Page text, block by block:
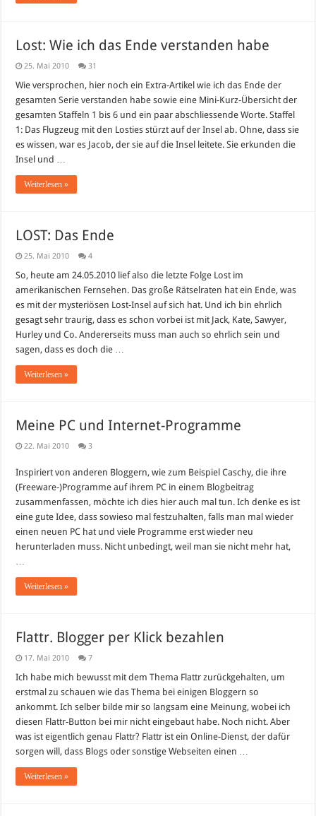
Lost: Wie ich das Ende verstanden habe
25. Mai 2010 31
Wie versprochen, hier noch ein Extra-Artikel wie ich das Ende der
gesamten Serie verstanden habe sowie eine Mini-Kurz-Übersicht der
gesamten Staffeln 1 bis 6 und ein paar abschliessende Worte. Staffel
1: Das Flugzeug mit den Losties stürzt auf der Insel ab. Ohne, dass sie
es wissen, war es Jacob, der sie auf die Insel leitete. Sie erkunden die
Insel und …
Weiterlesen »
LOST: Das Ende
25. Mai 2010 4
So, heute am 24.05.2010 lief also die letzte Folge Lost im
amerikanischen Fernsehen. Das große Rätselraten hat ein Ende, was
es mit der mysteriösen Lost-Insel auf sich hat. Und ich bin ehrlich
gesagt sehr traurig, dass es schon vorbei ist mit Jack, Kate, Sawyer,
Hurley und Co. Andererseits muss man auch so ehrlich sein und
sagen, dass es doch die …
Weiterlesen »
Meine PC und Internet-Programme
22. Mai 2010 3
Inspiriert von anderen Bloggern, wie zum Beispiel Caschy, die ihre
(Freeware-)Programme auf ihrem PC in einem Blogbeitrag
zusammenfassen, möchte ich dies hier auch mal tun. Ich denke es ist
eine gute Idee, dass sowieso mal festzuhalten, falls man mal wieder
einen neuen PC hat und viele Programme erst wieder neu
herunterladen muss. Nicht unbedingt, weil man sie nicht mehr hat,
Weiterlesen »
Flattr. Blogger per Klick bezahlen
17. Mai 2010 7
Ich habe mich bewusst mit dem Thema Flattr zurückgehalten, um
erstmal zu schauen wie das Thema bei einigen Bloggern so
ankommt. Ich selber bilde mir so langsam eine Meinung, wobei ich
diesen Flattr-Button bei mir nicht eingebaut habe. Noch nicht. Aber
was ist eigentlich genau Flattr? Flattr ist ein Online-Dienst, der dafür
sorgen will, dass Blogs oder sonstige Webseiten einen …
Weiterlesen »